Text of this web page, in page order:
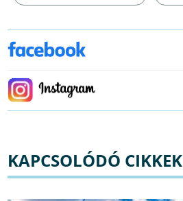
KAPCSOLÓDÓ CIKKEK